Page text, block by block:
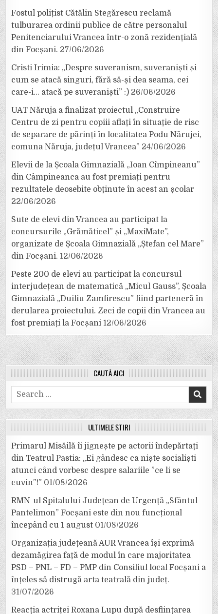
Fostul polițist Cătălin Stegărescu reclamă
tulburarea ordinii publice de către personalul
Penitenciarului Vrancea într-o zonă rezidențială
din Focșani. 27/06/2026
Cristi Irimia: „Despre suveranism, suveraniști și
cum se atacă singuri, fără să-și dea seama, cei
care-i… atacă pe suveraniști” :) 26/06/2026
UAT Năruja a finalizat proiectul „Construire
Centru de zi pentru copiii aflați în situație de risc
de separare de părinți în localitatea Podu Nărujei,
comuna Năruja, județul Vrancea” 24/06/2026
Elevii de la Școala Gimnazială „Ioan Cîmpineanu”
din Câmpineanca au fost premiați pentru
rezultatele deosebite obținute în acest an școlar
22/06/2026
Sute de elevi din Vrancea au participat la
concursurile „Grămăticel” și „MaxiMate”,
organizate de Școala Gimnazială „Ștefan cel Mare”
din Focșani. 12/06/2026
Peste 200 de elevi au participat la concursul
interjudețean de matematică „Micul Gauss”, Școala
Gimnazială „Duiliu Zamfirescu” fiind parteneră în
derularea proiectului. Zeci de copii din Vrancea au
fost premiați la Focșani 12/06/2026
CAUTĂ AICI
Search
for:
ULTIMELE ȘTIRI
Primarul Misăilă îi jignește pe actorii îndepărtați
din Teatrul Pastia: „Ei gândesc ca niște socialiști
atunci când vorbesc despre salariile ”ce li se
cuvin”!” 01/08/2026
RMN-ul Spitalului Județean de Urgență „Sfântul
Pantelimon” Focșani este din nou funcțional
începând cu 1 august 01/08/2026
Organizația județeană AUR Vrancea își exprimă
dezamăgirea față de modul în care majoritatea
PSD – PNL – FD – PMP din Consiliul local Focșani a
înțeles să distrugă arta teatrală din județ.
31/07/2026
Reacția actriței Roxana Lupu după desființarea